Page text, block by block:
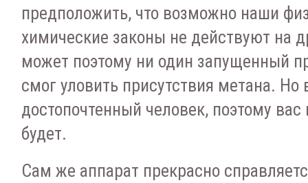
предположить, что возможно наши
химические законы не действуют на
может поэтому ни один запущенный
смог уловить присутствия метана. Но
достопочтенный человек, поэтому
будет.
Сам же аппарат прекрасно